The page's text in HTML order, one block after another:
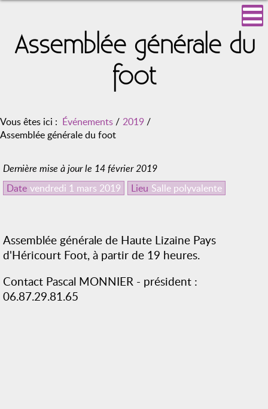
Assemblée générale du
foot
Vous êtes ici : Événements / 2019 /
Assemblée générale du foot
Dernière mise à jour le 14 février 2019
Date vendredi 1 mars 2019 Lieu Salle polyvalente
Assemblée générale de Haute Lizaine Pays
d'Héricourt Foot, à partir de 19 heures.
Contact Pascal MONNIER - président :
06.87.29.81.65